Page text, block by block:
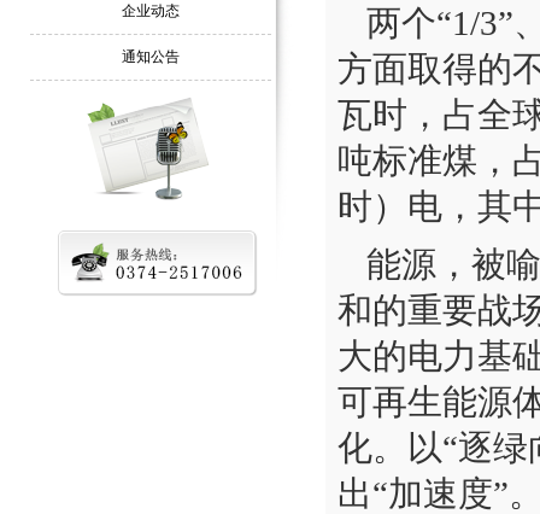
企业动态
通知公告
两个“1/3”
方面取得的
瓦时，占全
吨标准煤，
时）电，其
能源，被
和的重要战
大的电力基
可再生能源
化。以“逐
出“加速度”